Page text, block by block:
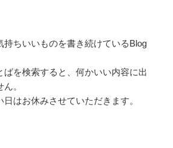
持ちいいものを書き続けているBlog
ばを検索すると、何かいい内容に出
。
はお休みさせていただきます。